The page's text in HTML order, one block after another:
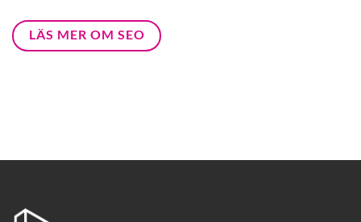
LÄS MER OM SEO